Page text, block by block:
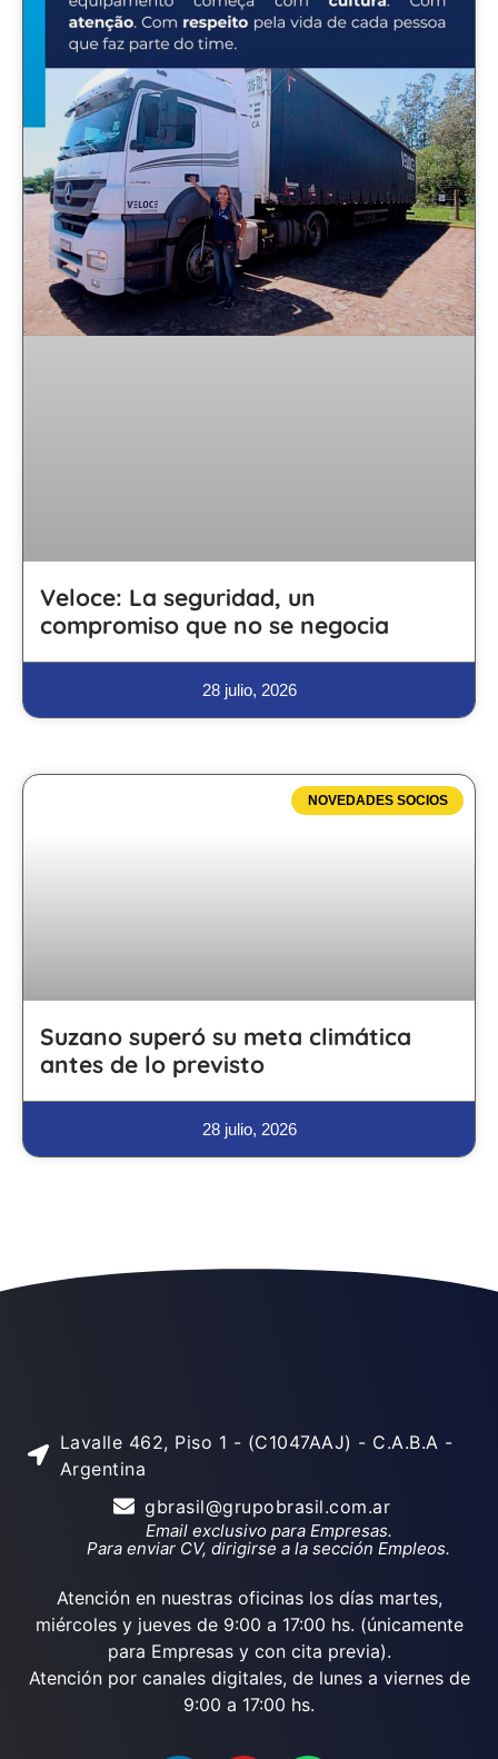
Veloce: La seguridad, un
compromiso que no se negocia
28 julio, 2026
NOVEDADES SOCIOS
Suzano superó su meta climática
antes de lo previsto
28 julio, 2026
Lavalle 462, Piso 1 - (C1047AAJ) - C.A.B.A -
Argentina
gbrasil@grupobrasil.com.ar
Email exclusivo para Empresas.
Para enviar CV, dirigirse a la sección Empleos.
Atención en nuestras oficinas los días martes,
miércoles y jueves de 9:00 a 17:00 hs. (únicamente
para Empresas y con cita previa).
Atención por canales digitales, de lunes a viernes de
9:00 a 17:00 hs.